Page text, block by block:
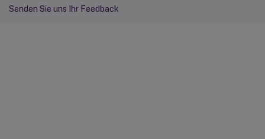
Senden Sie uns Ihr Feedback